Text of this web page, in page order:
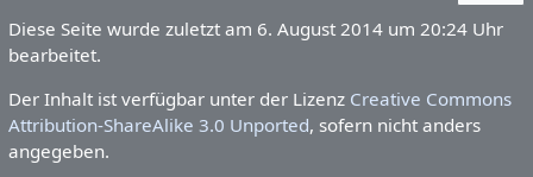
Diese Seite wurde zuletzt am 6. August 2014 um 20:24 Uhr
bearbeitet.
Der Inhalt ist verfügbar unter der Lizenz Creative Commons
Attribution-ShareAlike 3.0 Unported, sofern nicht anders
angegeben.